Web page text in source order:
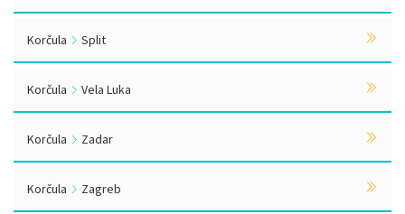
Korčula Split
Korčula Vela Luka
Korčula Zadar
Korčula Zagreb